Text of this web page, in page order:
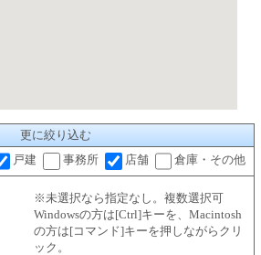
更に絞り込む
戸建 事務所 店舗 倉庫・その他
※未選択なら指定なし。複数選択可
Windowsの方は[Ctrl]キーを、Macintosh
の方は[コマンド]キーを押しながらクリ
ック。